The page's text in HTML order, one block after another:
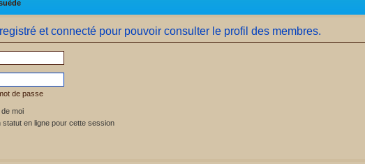
et connecté pour pouvoir consulter le profil des membres.
de passe
moi
statut en ligne pour cette session